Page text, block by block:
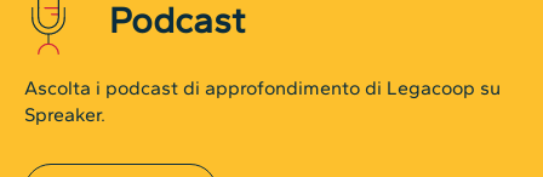
Podcast
Ascolta i podcast di approfondimento di Legacoop su
Spreaker.